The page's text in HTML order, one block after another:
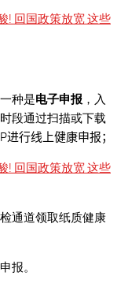
一种是电子申报 ，入
段通过扫描或下载
进行线上健康申报；
通道领取纸质健康
报。